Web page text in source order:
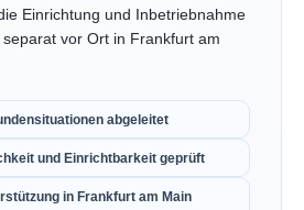
Einrichtung und Inbetriebnahme
vor Ort in Frankfurt am
abgeleitet
und Einrichtbarkeit geprüft
in Frankfurt am Main